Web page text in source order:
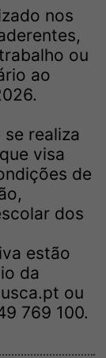
nos
ou
ao
realiza
visa
de
dos
estão
da
ou
769 100.